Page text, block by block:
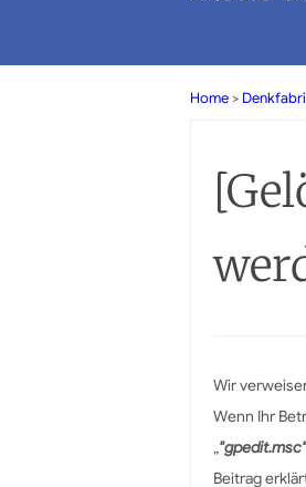
Home>
Wir
Wenn Ihr
„
Beitrag